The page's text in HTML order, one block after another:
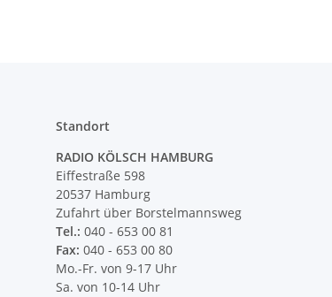
Standort
RADIO KÖLSCH HAMBURG
Eiffestraße 598
20537 Hamburg
Zufahrt über Borstelmannsweg
Tel.: 040 - 653 00 81
Fax: 040 - 653 00 80
Mo.-Fr. von 9-17 Uhr
Sa. von 10-14 Uhr